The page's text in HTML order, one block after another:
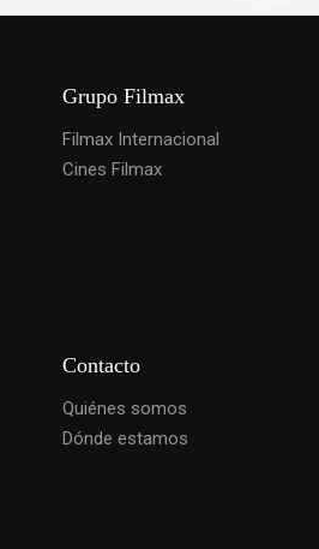
Grupo Filmax
Filmax Internacional
Cines Filmax
Contacto
Quiénes somos
Dónde estamos